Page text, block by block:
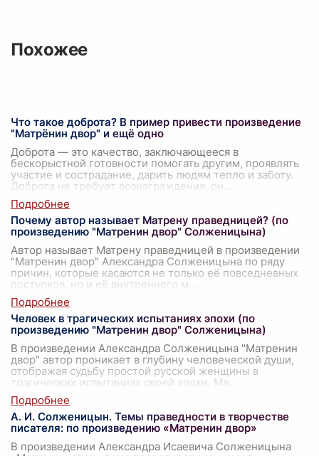
Похожее
Что такое доброта? В пример привести произведение
"Матрёнин двор" и ещё одно
Доброта — это качество, заключающееся в
бескорыстной готовности помогать другим, проявлять
участие и сострадание, дарить людям тепло и заботу.
Доброта не требует вознаграждения, он
Почему автор называет Матрену праведницей? (по
произведению "Матренин двор" Солженицына)
Автор называет Матрену праведницей в произведении
"Матренин двор" Александра Солженицына по ряду
причин, которые касаются не только её повседневных
поступков, но и её внутреннего м
Человек в трагических испытаниях эпохи (по
произведению "Матренин двор" Солженицына)
В произведении Александра Солженицына "Матренин
двор" автор проникает в глубину человеческой души,
отображая судьбу простой русской женщины в
трагических испытаниях своей эпохи. Ма
А. И. Солженицын. Темы праведности в творчестве
писателя: по произведению «Матренин двор»
В произведении Александра Исаевича Солженицына